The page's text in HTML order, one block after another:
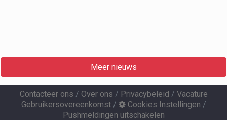
Meer nieuws
Contacteer ons / Over ons / Privacybeleid / Vacature
Gebruikersovereenkomst/ Cookies Instellingen /
Pushmeldingen uitschakelen